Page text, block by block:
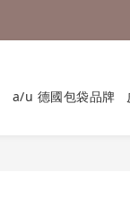
a/u 德國包袋品牌